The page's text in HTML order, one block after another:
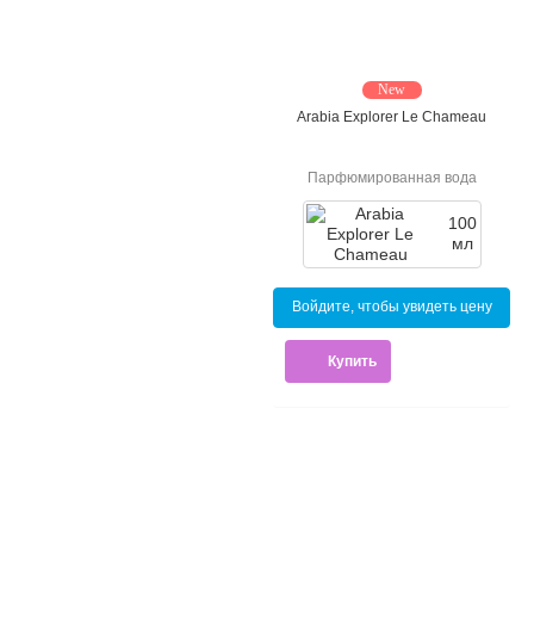
New
Arabia Explorer Le Chameau
Парфюмированная вода
100
мл
Войдите, чтобы увидеть цену
Купить